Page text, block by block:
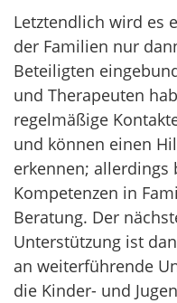
Letztendlich wird es
der Familien nur
Beteiligten
und Therapeuten
regelmäßige
und können einen
erkennen; allerdings
Kompetenzen in
Beratung. Der
Unterstützung ist
an weiterführende
die Kinder- und